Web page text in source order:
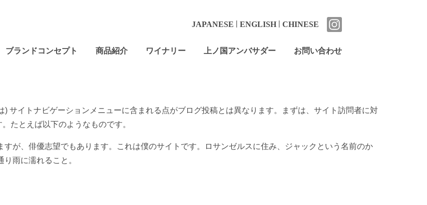
JAPANESE | ENGLISH | CHINESE
ブランドコンセプト 商品紹介 ワイナリー 上ノ国アンバサダー お問い合わせ
サイトナビゲーションメニューに含まれる点がブログ投稿とは異なります。まずは、サイト訪問者に対
たとえば以下のようなものです。
が、俳優志望でもあります。これは僕のサイトです。ロサンゼルスに住み、ジャックという名前のか
雨に濡れること。